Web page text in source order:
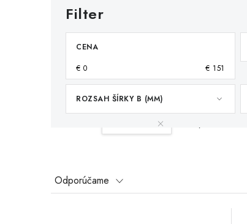
CENA
€ 0 € 151
ROZSAH ŠÍRKY B (MM)
R
Odporúčame